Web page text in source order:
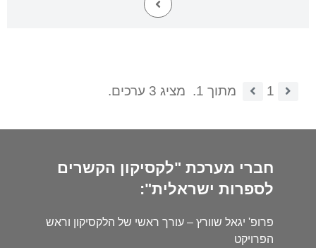
1 מתוך 1. מציג 3 ערכים.
חברי מערכת "לקסיקון הקשרים
לספרות ישראלית":
פרופ' יגאל שוורץ – עורך ראשי של הלקסיקון וראש
הפרויקט